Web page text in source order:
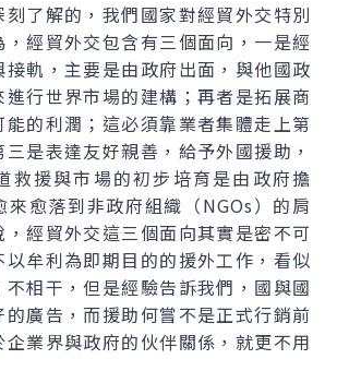
了解的，我們國家對經貿外交特別
，經貿外交包含有三個面向，一是經
接軌，主要是由政府出面，與他國政
行世界市場的建構；再者是拓展商
的利潤；這必須靠業者集體走上第
是表達友好親善，給予外國援助，
救援與市場的初步培育是由政府擔
來愈落到非政府組織（NGOs）的肩
經貿外交這三個面向其實是密不可
以牟利為即期目的的援外工作，看似
不相干，但是經驗告訴我們，國與國
的廣告，而援助何嘗不是正式行銷前
企業界與政府的伙伴關係，就更不用